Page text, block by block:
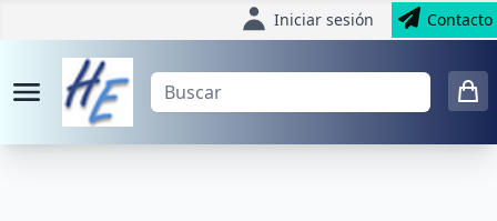
Iniciar sesión Contacto